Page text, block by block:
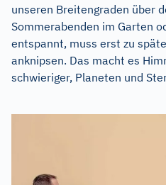
unseren Breitengraden über
Sommerabenden im Garten
entspannt, muss erst zu
anknipsen. Das macht es
schwieriger, Planeten und